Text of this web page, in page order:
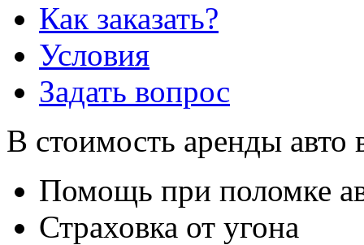
Как заказать?
Условия
Задать вопрос
В стоимость аренды авто
Помощь при поломке
Страховка от угона